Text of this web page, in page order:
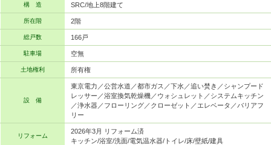
構 造 SRC/地上8階建て
所在階 2階
総戸数 166戸
駐車場 空無
土地権利 所有権
設 備
東京電力／公営水道／都市ガス／下水／追い焚き／シャンプード
レッサー／浴室換気乾燥機／ウォシュレット／システムキッチン
／浄水器／フローリング／クローゼット／エレベータ／バリアフ
リー
リフォーム
2026年3月 リフォーム済
キッチン/浴室/洗面/電気温水器/トイレ/床/壁紙/建具